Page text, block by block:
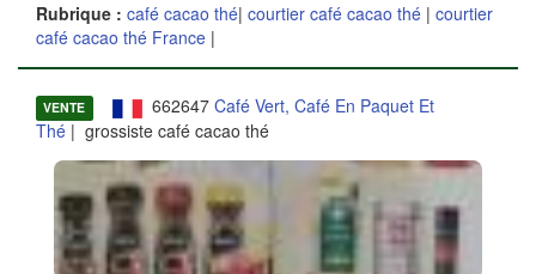
Rubrique : café cacao thé| courtier café cacao thé | courtier
café cacao thé France |
VENTE 662647 Café Vert, Café En Paquet Et
Thé | grossiste café cacao thé